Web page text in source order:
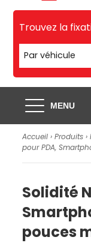
Trouvez la
Par véhicule
MENU
Accueil ›Produits ›
pour PDA,
Solidité
pouces